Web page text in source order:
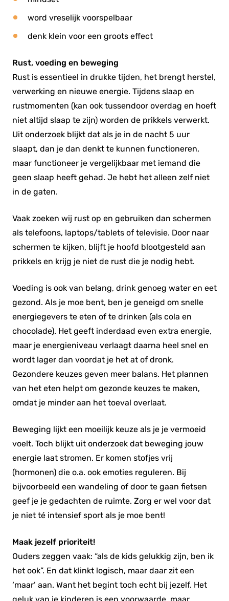
word vreselijk voorspelbaar
denk klein voor een groots effect
Rust, voeding en beweging
Rust is essentieel in drukke tijden, het brengt herstel,
verwerking en nieuwe energie. Tijdens slaap en
rustmomenten (kan ook tussendoor overdag en hoeft
niet altijd slaap te zijn) worden de prikkels verwerkt.
Uit onderzoek blijkt dat als je in de nacht 5 uur
slaapt, dan je dan denkt te kunnen functioneren,
maar functioneer je vergelijkbaar met iemand die
geen slaap heeft gehad. Je hebt het alleen zelf niet
in de gaten.
Vaak zoeken wij rust op en gebruiken dan schermen
als telefoons, laptops/tablets of televisie. Door naar
schermen te kijken, blijft je hoofd blootgesteld aan
prikkels en krijg je niet de rust die je nodig hebt.
Voeding is ook van belang, drink genoeg water en eet
gezond. Als je moe bent, ben je geneigd om snelle
energiegevers te eten of te drinken (als cola en
chocolade). Het geeft inderdaad even extra energie,
maar je energieniveau verlaagt daarna heel snel en
wordt lager dan voordat je het at of dronk.
Gezondere keuzes geven meer balans. Het plannen
van het eten helpt om gezonde keuzes te maken,
omdat je minder aan het toeval overlaat.
Beweging lijkt een moeilijk keuze als je je vermoeid
voelt. Toch blijkt uit onderzoek dat beweging jouw
energie laat stromen. Er komen stofjes vrij
(hormonen) die o.a. ook emoties reguleren. Bij
bijvoorbeeld een wandeling of door te gaan fietsen
geef je je gedachten de ruimte. Zorg er wel voor dat
je niet té intensief sport als je moe bent!
Maak jezelf prioriteit!
Ouders zeggen vaak: “als de kids gelukkig zijn, ben ik
het ook”. En dat klinkt logisch, maar daar zit een
‘maar’ aan. Want het begint toch echt bij jezelf. Het